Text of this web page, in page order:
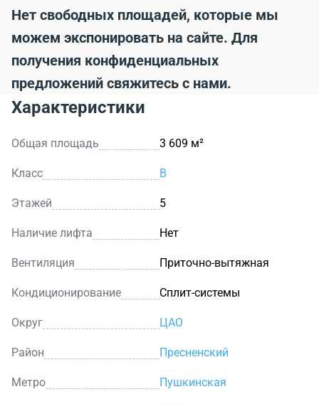
Нет свободных площадей, которые мы
можем экспонировать на сайте. Для
получения конфиденциальных
предложений свяжитесь с нами.
Характеристики
Общая площадь 3 609 м²
Класс B
Этажей 5
Наличие лифта Нет
Вентиляция Приточно-вытяжная
Кондиционирование Сплит-системы
Округ ЦАО
Район Пресненский
Метро Пушкинская